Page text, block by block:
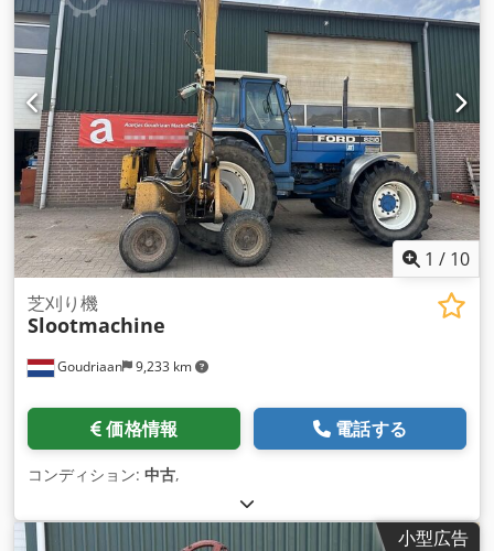
1 / 10
Goudriaan 9,233 km
芝刈り機
Slootmachine
価格情報 電話する
コンディション: 中古,
小型広告